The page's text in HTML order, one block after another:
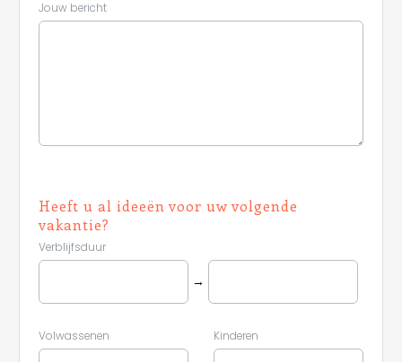
Jouw bericht
Heeft u al ideeën voor uw volgende
vakantie?
Verblijfsduur
→
Volwassenen Kinderen